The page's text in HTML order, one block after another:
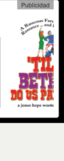
Publicidad